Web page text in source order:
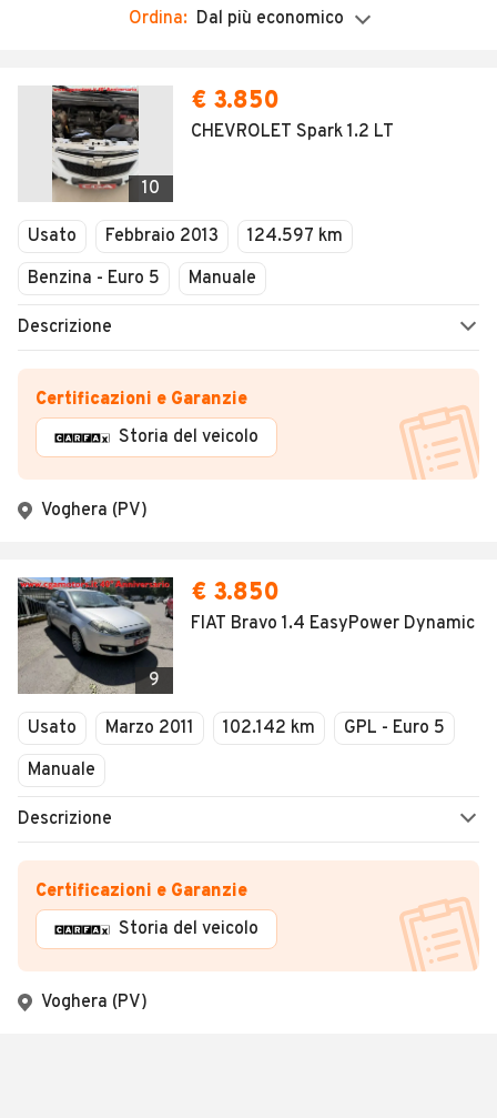
Ordina: Dal più economico
10
€ 3.850
CHEVROLET Spark 1.2 LT
Usato Febbraio 2013
124.597 km
Benzina - Euro 5
Manuale
Descrizione
Certificazioni e Garanzie
Storia del veicolo
Voghera (PV)
9
€ 3.850
FIAT Bravo 1.4 EasyPower Dynamic
Usato Marzo 2011 102.142 km
GPL - Euro 5
Manuale
Descrizione
Certificazioni e Garanzie
Storia del veicolo
Voghera (PV)